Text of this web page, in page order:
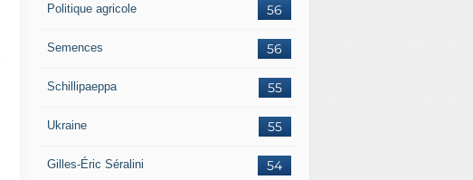
56
Politique agricole
56
Semences
55
Schillipaeppa
55
Ukraine
54
Gilles-Éric Séralini